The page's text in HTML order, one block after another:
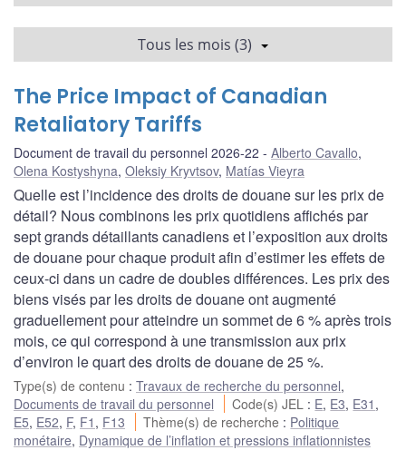
Tous les mois (3)
The Price Impact of Canadian
Retaliatory Tariffs
Document de travail du personnel 2026-22 Alberto Cavallo,
Olena Kostyshyna, Oleksiy Kryvtsov, Matías Vieyra
Quelle est l’incidence des droits de douane sur les prix de
détail? Nous combinons les prix quotidiens affichés par
sept grands détaillants canadiens et l’exposition aux droits
de douane pour chaque produit afin d’estimer les effets de
ceux-ci dans un cadre de doubles différences. Les prix des
biens visés par les droits de douane ont augmenté
graduellement pour atteindre un sommet de 6 % après trois
mois, ce qui correspond à une transmission aux prix
d’environ le quart des droits de douane de 25 %.
Type(s) de contenu : Travaux de recherche du personnel,
Documents de travail du personnel
Code(s) JEL : E, E3, E31 ,
E5, E52, F, F1 , F13 Thème(s) de recherche : Politique
monétaire, Dynamique de l’inflation et pressions inflationnistes